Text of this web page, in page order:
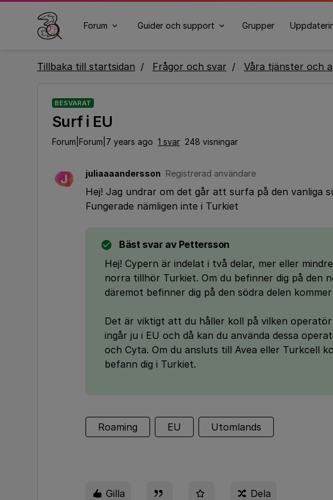
Forum Guider och support Grupper
Tillbaka till startsidan Frågor och svar Våra tjänster och
BESVARAT
Surf i EU
Forum|Forum|7 years ago 1 svar 248 visningar
J juliaaaandersson Registrerad användare
Hej! Jag undrar om det går att surfa på den vanliga
Fungerade nämligen inte i Turkiet
Bäst svar av Pettersson
Hej! Cypern är indelat i två delar, mer eller
norra tillhör Turkiet. Om du befinner dig på den
däremot befinner dig på den södra delen
Det är viktigt att du håller koll på vilken
ingår ju i EU och då kan du använda dessa
och Cyta. Om du ansluts till Avea eller Turkcell
befann dig i Turkiet.
Roaming EU Utomlands
Gilla Dela